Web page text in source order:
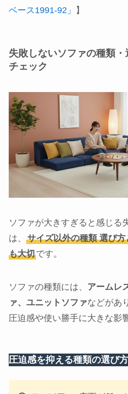
ベース1991-92」
】
失敗しないソファの種類
チェック
ソファが大きすぎると感じる
は、 サイズ以外の種類 選び
も大切です。
ソファの種類には、 アームレ
ァ、ユニットソファなどがあ
圧迫感や使い勝手に大きな影
圧迫感を抑える種類の選び方